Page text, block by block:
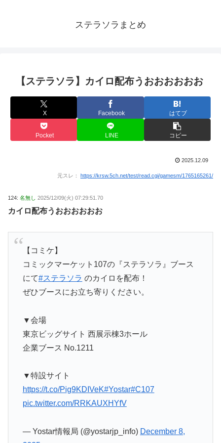
ステラソラまとめ
【ステラソラ】カイロ配布うおおおおおお
X Facebook はてブ
Pocket LINE コピー
2025.12.09
元スレ： https://krsw.5ch.net/test/read.cgi/gamesm/1765165261/
124: 名無し 2025/12/09(火) 07:29:51.70
カイロ配布うおおおおおお
【コミケ】
コミックマーケット107の『ステラソラ』ブース
にて#ステラソラ のカイロを配布！
ぜひブースにお立ち寄りください。
▼会場
東京ビッグサイト 西展示棟3ホール
企業ブース No.1211
▼特設サイト
https://t.co/Pig9KDIVeK#Yostar#C107
pic.twitter.com/RRKAUXHYfV
— Yostar情報局 (@yostarjp_info) December 8,